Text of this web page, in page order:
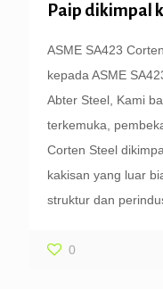
Paip dikimpal
ASME SA423
kepada ASME
Abter Steel, Kami
terkemuka,
Corten Steel
kakisan yang luar
struktur dan
0